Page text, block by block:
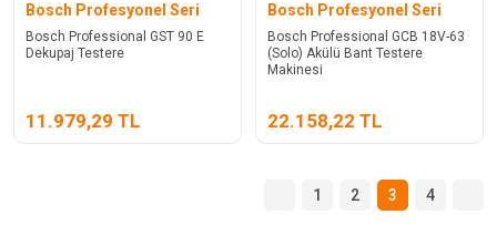
Bosch Profesyonel Seri
Bosch Professional GST 90 E
Dekupaj Testere
11.979,29 TL
Bosch Profesyonel Seri
Bosch Professional GCB 18V-63
(Solo) Akülü Bant Testere
Makinesi
22.158,22 TL
1 2 3 4